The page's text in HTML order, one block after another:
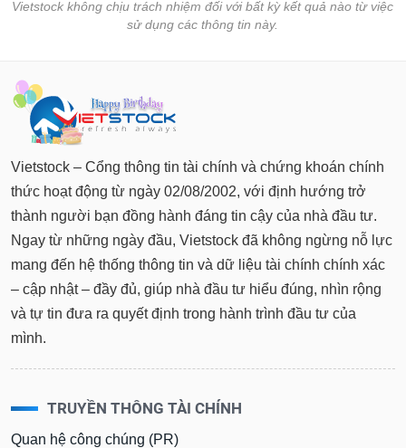
Vietstock không chịu trách nhiệm đối với bất kỳ kết quả nào từ việc
sử dụng các thông tin này.
Vietstock – Cổng thông tin tài chính và chứng khoán chính
thức hoạt động từ ngày 02/08/2002, với định hướng trở
thành người bạn đồng hành đáng tin cậy của nhà đầu tư.
Ngay từ những ngày đầu, Vietstock đã không ngừng nỗ lực
mang đến hệ thống thông tin và dữ liệu tài chính chính xác
– cập nhật – đầy đủ, giúp nhà đầu tư hiểu đúng, nhìn rộng
và tự tin đưa ra quyết định trong hành trình đầu tư của
mình.
TRUYỀN THÔNG TÀI CHÍNH
Quan hệ công chúng (PR)